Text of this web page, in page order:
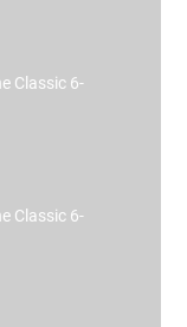
Classic 6-
Classic 6-